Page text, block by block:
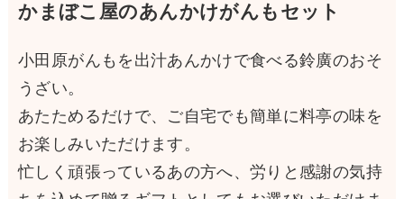
かまぼこ屋のあんかけがんもセット
小田原がんもを出汁あんかけで食べる鈴廣のおそ
うざい。
あたためるだけで、ご自宅でも簡単に料亭の味を
お楽しみいただけます。
忙しく頑張っているあの方へ、労りと感謝の気持